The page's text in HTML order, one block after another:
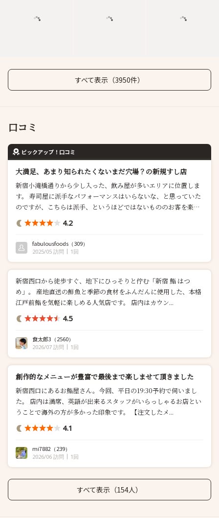
すべて表示（3950件）
口コミ
ピックアップ！口コミ
大満足、あまり知られたくないまだ穴場？の新規すし店
新宿小滝橋通りから少し入った、飲み屋が多いエリアに位置しま
す。 寿司屋に派手なパフォーマンスはいらないな、と思っていた
のですが、こちらは派手、というほどではないもののお客を楽し
ませる気遣いがあり、見た目のインパクトがあるものだけでな
く、ネタへの仕事も意外性のあるものなどで楽しませてもらえま
4.2
fabulousfoods （309）
2025/05 訪問
1回
新宿西口から徒歩すぐ、地下にひっそりと佇む「新宿 鮨 はつ
め」。 産地直送の鮮魚と季節の食材をふんだんに使用した、本格
江戸前鮨を気軽に楽しめる人気店です。 店内はカウン...
4.5
食太郎3 （2560）
2026/07 訪問
1回
創作的なメニューが豊富で最後まで楽しませて頂きました
新宿西口にあるお鮨屋さん。今回、平日の19:30予約で伺いまし
た。 店内は満席、英語が出来るスタッフがいらっしゃるお店とい
うことで海外の方が多かった印象です。 【注文したメ...
4.1
mi7882 （239）
2026/06 訪問
1回
すべて表示（154人）